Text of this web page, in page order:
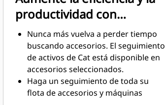
productividad con
tecnologías integradas
Nunca más vuelva a perder tiempo
buscando accesorios. El seguimiento
de activos de Cat está disponible en
accesorios seleccionados.
Haga un seguimiento de toda su
flota de accesorios y máquinas